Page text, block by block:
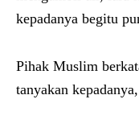
kepadanya begitu
Pihak Muslim
tanyakan